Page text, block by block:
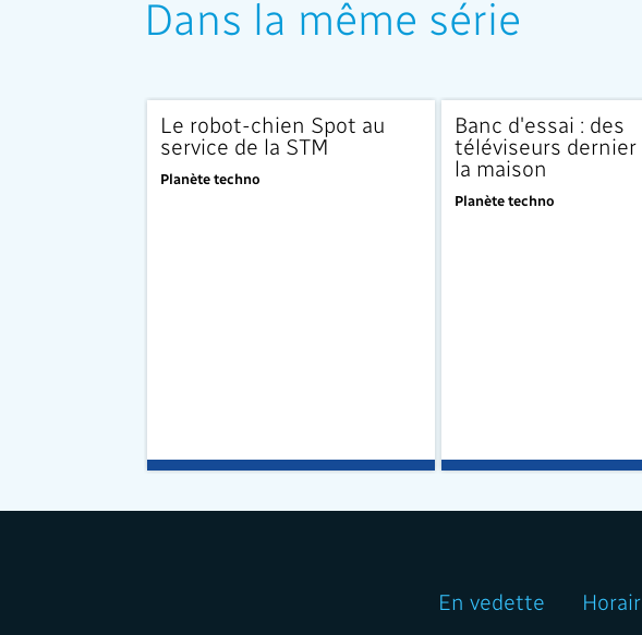
Dans la même série
Le robot-chien Spot au
service de la STM
Planète techno
Banc d'essai : des
téléviseurs dernier
la maison
Planète techno
En vedette